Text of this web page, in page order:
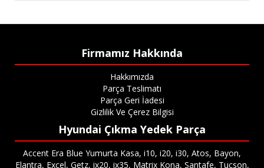
Firmamız Hakkında
Hakkımızda
Parça Teslimatı
Parça Geri İadesi
Gizlilik Ve Çerez Bilgisi
Hyundai Çıkma Yedek Parça
Accent Era Blue Yumurta Kasa, i10, i20, i30, Atos, Bayon,
Elantra, Excel, Getz, ix20, ix35, Matrix Kona, Santafe, Tucson,